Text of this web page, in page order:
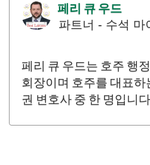
페리 큐 우드
파트너 - 수석 마
페리 큐 우드는 호주 행
회장이며 호주를 대표하
권 변호사 중 한 명입니